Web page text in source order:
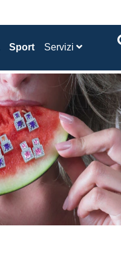
Sport Servizi